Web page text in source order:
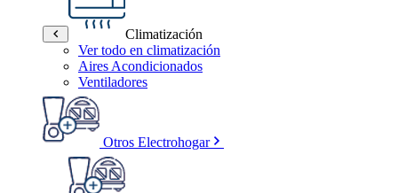
Climatización
Ver todo en climatización
Aires Acondicionados
Ventiladores
Otros Electrohogar